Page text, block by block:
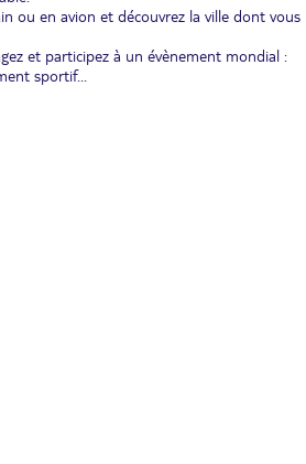
ou en avion et découvrez la ville dont vous
et participez à un évènement mondial :
sportif...